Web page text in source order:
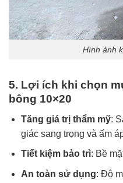
Hình ảnh
5. Lợi ích khi chọn
bông 10×20
Tăng giá trị thẩm mỹ:
giác sang trọng và ấm
Tiết kiệm bảo trì: Bề
An toàn sử dụng: Độ